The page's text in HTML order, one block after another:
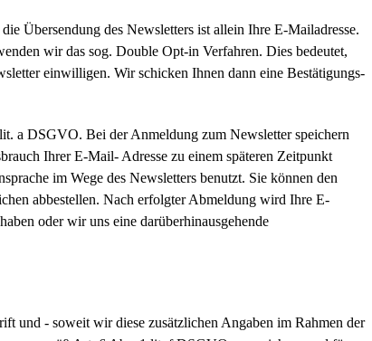
Übersendung des Newsletters ist allein Ihre E-Mailadresse.
wir das sog. Double Opt-in Verfahren. Dies bedeutet,
einwilligen. Wir schicken Ihnen dann eine Bestätigungs-
a DSGVO. Bei der Anmeldung zum Newsletter speichern
Ihrer E-Mail- Adresse zu einem späteren Zeitpunkt
im Wege des Newsletters benutzt. Sie können den
abbestellen. Nach erfolgter Abmeldung wird Ihre E-
oder wir uns eine darüberhinausgehende
und - soweit wir diese zusätzlichen Angaben im Rahmen der